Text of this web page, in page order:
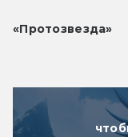
«Протозвезда»